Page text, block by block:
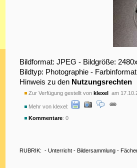
Bildformat: JPEG - Bildgröße:
Bildtyp: Photographie -
Hinweis zu den Nutzungsrechten
Zur Verfügung gestellt von klexel am
Mehr von klexel:
Kommentare: 0
RUBRIK: - Unterricht - Bildersammlung -